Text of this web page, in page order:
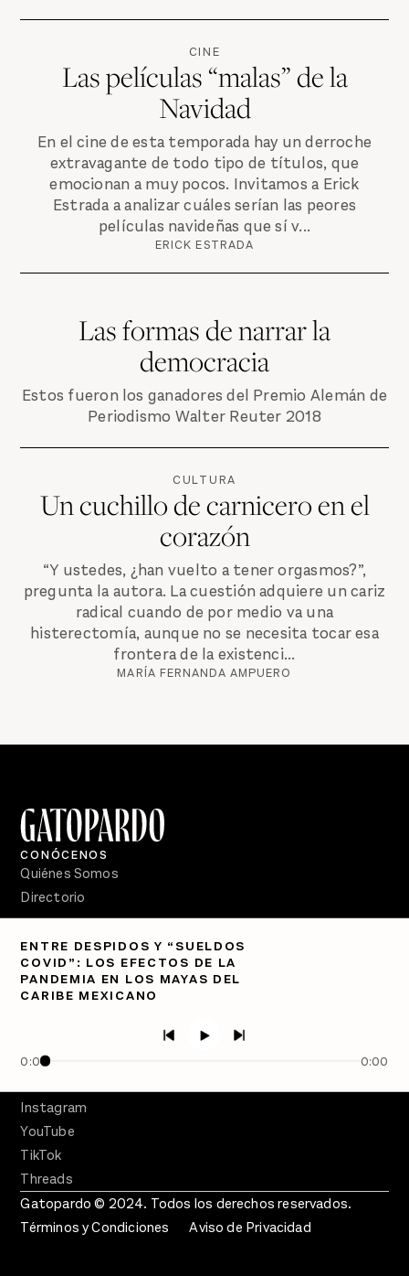
CINE
Las películas “malas” de la
Navidad
En el cine de esta temporada hay un derroche
extravagante de todo tipo de títulos, que
emocionan a muy pocos. Invitamos a Erick
Estrada a analizar cuáles serían las peores
películas navideñas que sí v...
ERICK ESTRADA
Las formas de narrar la
democracia
Estos fueron los ganadores del Premio Alemán de
Periodismo Walter Reuter 2018
CULTURA
Un cuchillo de carnicero en el
corazón
“Y ustedes, ¿han vuelto a tener orgasmos?”,
pregunta la autora. La cuestión adquiere un cariz
radical cuando de por medio va una
histerectomía, aunque no se necesita tocar esa
frontera de la existenci...
MARÍA FERNANDA AMPUERO
ENTRE DESPIDOS Y “SUELDOS
COVID”: LOS EFECTOS DE LA
PANDEMIA EN LOS MAYAS DEL
CARIBE MEXICANO
0:00 0:00
CONÓCENOS
Quiénes Somos
Directorio
Semanario Gatopardo
En Qué Momento
Crecer en Distopía
Facebook
Instagram
YouTube
TikTok
Threads
Gatopardo © 2024. Todos los derechos reservados.
Términos y Condiciones
Aviso de Privacidad